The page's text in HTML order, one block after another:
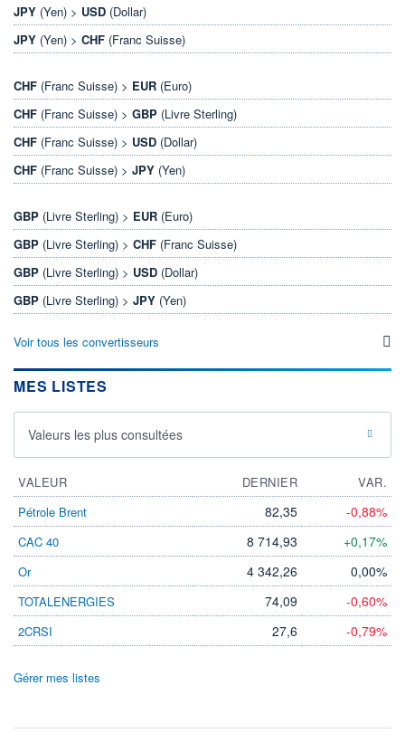
JPY (Yen) > USD (Dollar)
JPY (Yen) > CHF (Franc Suisse)
CHF (Franc Suisse) > EUR (Euro)
CHF (Franc Suisse) > GBP (Livre Sterling)
CHF (Franc Suisse) > USD (Dollar)
CHF (Franc Suisse) > JPY (Yen)
GBP (Livre Sterling) > EUR (Euro)
GBP (Livre Sterling) > CHF (Franc Suisse)
GBP (Livre Sterling) > USD (Dollar)
GBP (Livre Sterling) > JPY (Yen)
Voir tous les convertisseurs
MES LISTES
Valeurs les plus consultées
VALEUR DERNIER
VAR.
Pétrole Brent
82,35 -0,88%
CAC 40 8 714,93 +0,17%
Or 4 342,26 0,00%
TOTALENERGIES 74,09 -0,60%
2CRSI 27,6 -0,79%
Gérer mes listes